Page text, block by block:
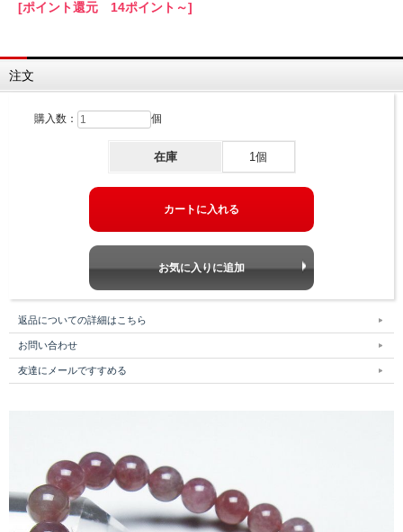
[ポイント還元 14ポイント～]
注文
購入数： 個
在庫 1個
返品についての詳細はこちら
お問い合わせ
友達にメールですすめる